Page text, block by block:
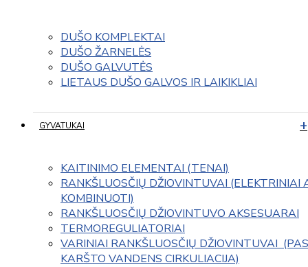
DUŠO KOMPLEKTAI
DUŠO ŽARNELĖS
DUŠO GALVUTĖS
LIETAUS DUŠO GALVOS IR LAIKIKLIAI
GYVATUKAI
KAITINIMO ELEMENTAI (TENAI)
RANKŠLUOSČIŲ DŽIOVINTUVAI (ELEKTRINIAI
KOMBINUOTI)
RANKŠLUOSČIŲ DŽIOVINTUVO AKSESUARAI
TERMOREGULIATORIAI
VARINIAI RANKŠLUOSČIŲ DŽIOVINTUVAI
KARŠTO VANDENS CIRKULIACIJA)